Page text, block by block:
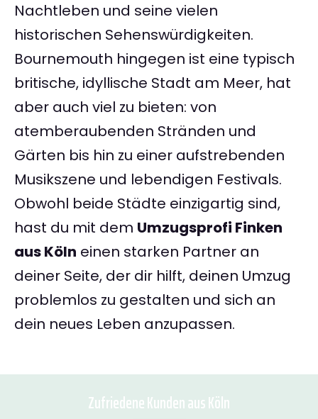
Nachtleben und seine vielen
historischen Sehenswürdigkeiten.
Bournemouth hingegen ist eine typisch
britische, idyllische Stadt am Meer, hat
aber auch viel zu bieten: von
atemberaubenden Stränden und
Gärten bis hin zu einer aufstrebenden
Musikszene und lebendigen Festivals.
Obwohl beide Städte einzigartig sind,
hast du mit dem Umzugsprofi Finken
aus Köln einen starken Partner an
deiner Seite, der dir hilft, deinen Umzug
problemlos zu gestalten und sich an
dein neues Leben anzupassen.
Zufriedene Kunden aus Köln